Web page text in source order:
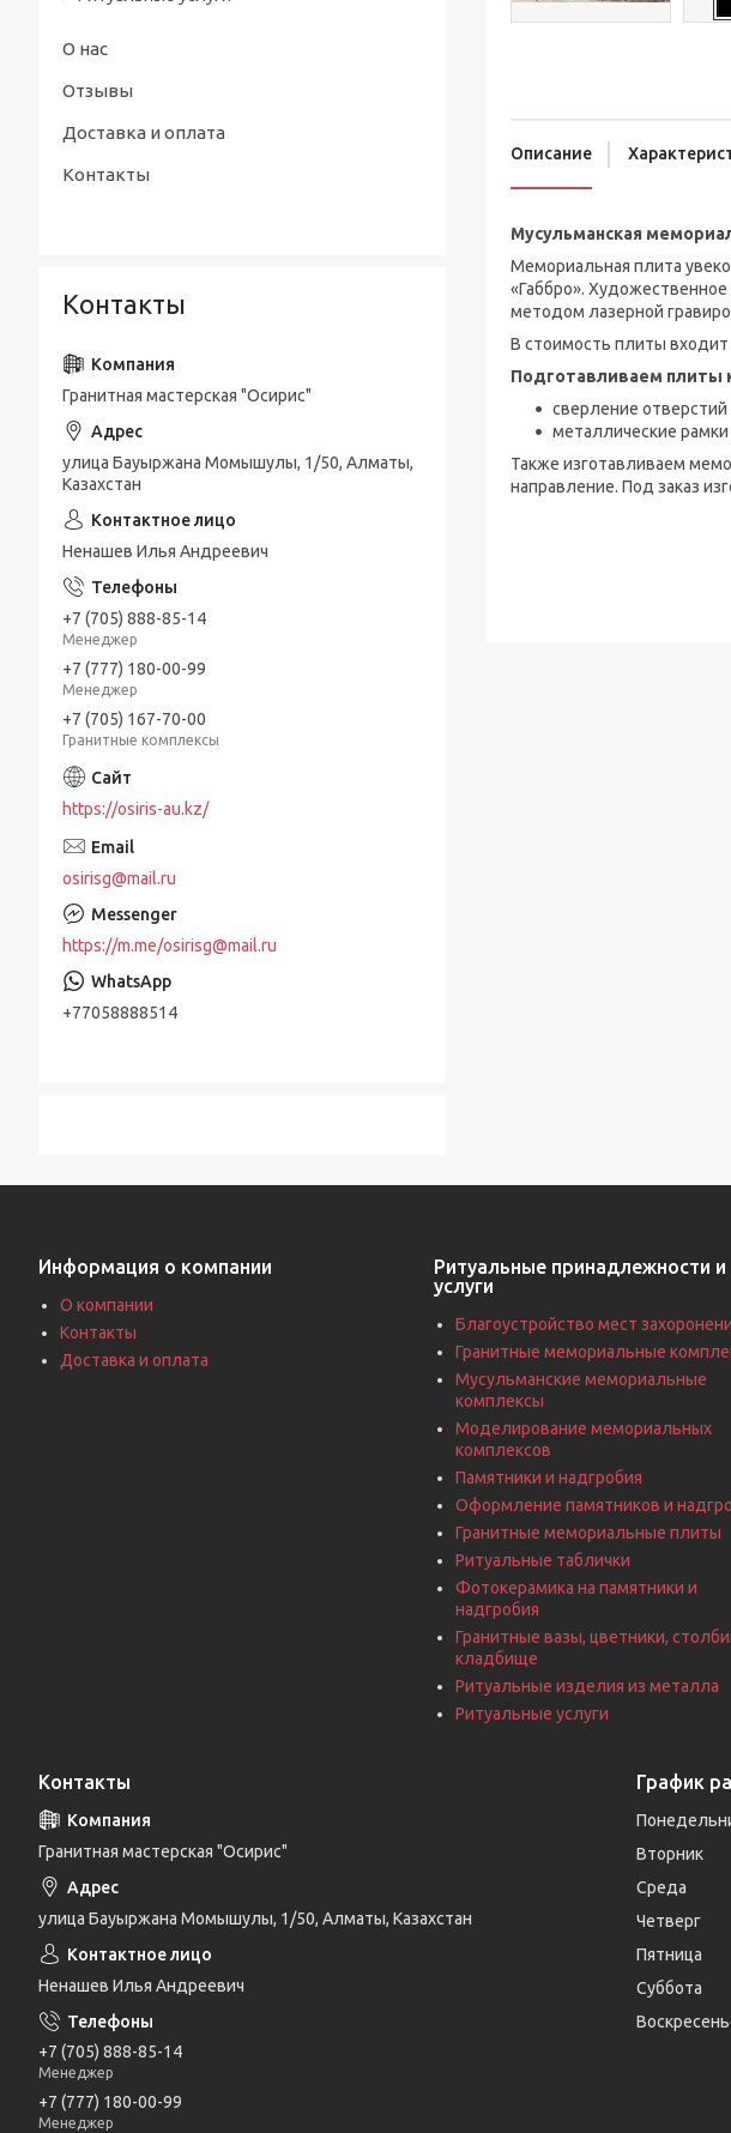
Описание
Мусульманская
Мемориальная плита
«Габбро».
методом лазерной
В стоимость плиты входит
Подготавливаем плиты
сверление
металлические
Также изготавливаем
направление. Под заказ
О нас
Отзывы
Доставка и оплата
Контакты
Контакты
Гранитная мастерская "Осирис"
улица Бауыржана Момышулы, 1/50, Алматы,
Казахстан
Ненашев Илья Андреевич
+7 (705) 888-85-14
Менеджер
+7 (777) 180-00-99
Менеджер
+7 (705) 167-70-00
Гранитные комплексы
https://osiris-au.kz/
osirisg@mail.ru
https://m.me/osirisg@mail.ru
+77058888514
Информация о компании
О компании
Контакты
Доставка и оплата
Ритуальные принадлежности и
услуги
Благоустройство мест
Гранитные мемориальные
Мусульманские мемориальные
комплексы
Моделирование мемориальных
комплексов
Памятники и надгробия
Оформление памятников и
Гранитные мемориальные плиты
Ритуальные таблички
Фотокерамика на памятники и
надгробия
Гранитные вазы, цветники,
кладбище
Ритуальные изделия из металла
Ритуальные услуги
Контакты
Гранитная мастерская "Осирис"
улица Бауыржана Момышулы, 1/50, Алматы, Казахстан
Ненашев Илья Андреевич
+7 (705) 888-85-14
Менеджер
+7 (777) 180-00-99
Менеджер
График
Вторник
Среда
Четверг
Пятница
Суббота